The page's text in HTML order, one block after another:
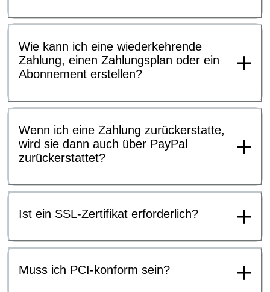
Wie kann ich eine wiederkehrende
Zahlung, einen Zahlungsplan oder ein
Abonnement erstellen?
Wenn ich eine Zahlung zurückerstatte,
wird sie dann auch über PayPal
zurückerstattet?
Ist ein SSL-Zertifikat erforderlich?
Muss ich PCI-konform sein?